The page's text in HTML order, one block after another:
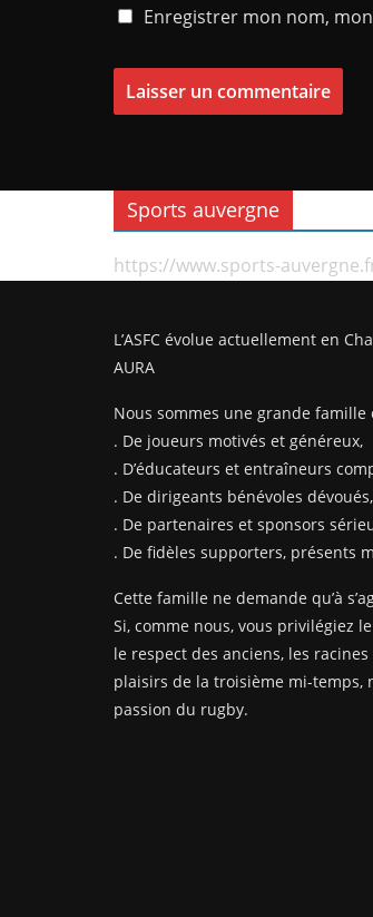
Enregistrer mon nom,
Sports auvergne
https://www.sports-
L’ASFC évolue actuellement en
AURA
Nous sommes une grande famille
. De joueurs motivés et généreux,
. D’éducateurs et entraîneurs
. De dirigeants bénévoles dévoués,
. De partenaires et sponsors
. De fidèles supporters, présents
Cette famille ne demande qu’à
Si, comme nous, vous privilégiez
le respect des anciens, les
plaisirs de la troisième mi-temps,
passion du rugby.